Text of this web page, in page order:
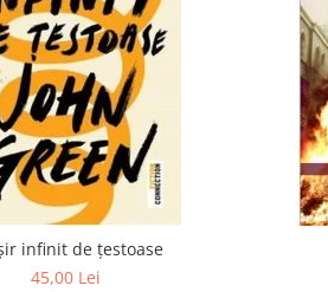
infinit de țestoase
45,00 Lei